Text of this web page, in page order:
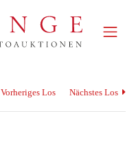
Vorheriges Los Nächstes Los